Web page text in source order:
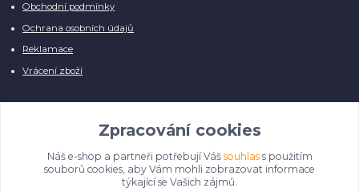
Obchodní podmínky
Ochrana osobních údajů
Reklamace
Vrácení zboží
Manuálně pro Vás kontrolujeme každý produkt, přesto se může stát, že u
několika z nich je vyobrazen pouze obrázek informativního charakteru.
Omlouváme se, na úpravě databáze pilně pracujeme.
Zpracování cookies
Náš e-shop a partneři potřebují Váš souhlass použitím
souborů cookies, aby Vám mohli zobrazovat informace
týkající se Vašich zájmů.